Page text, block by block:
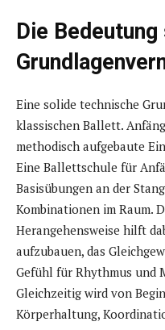
Die
Eine solide technische
klassischen Ballett.
methodisch aufgebaute
Eine Ballettschule für
Basisübungen an der
Kombinationen im Raum.
Herangehensweise hilft
aufzubauen, das
Gefühl für Rhythmus und
Gleichzeitig wird von
Körperhaltung,